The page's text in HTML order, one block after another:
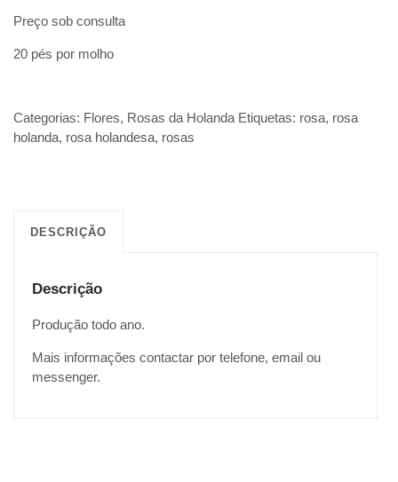
Preço sob consulta
20 pés por molho
Categorias: Flores, Rosas da Holanda Etiquetas: rosa, rosa
holanda, rosa holandesa, rosas
DESCRIÇÃO
Descrição
Produção todo ano.
Mais informações contactar por telefone, email ou
messenger.